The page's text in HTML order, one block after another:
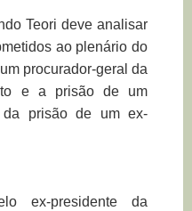
Teori deve analisar
ao plenário do
procurador-geral da
e a prisão de um
da prisão de um ex-
ex-presidente da